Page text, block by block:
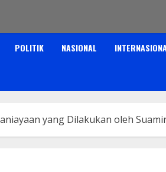
POLITIK NASIONAL
yang Dilakukan oleh